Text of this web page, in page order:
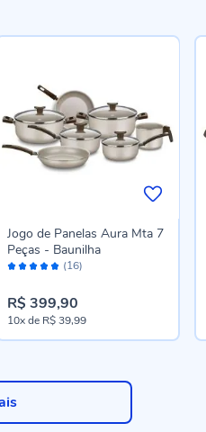
Avaliação: (16)
Jogo de Panelas Aura Mta 7
Peças - Baunilha
R$ 399,90
10xde R$ 39,99